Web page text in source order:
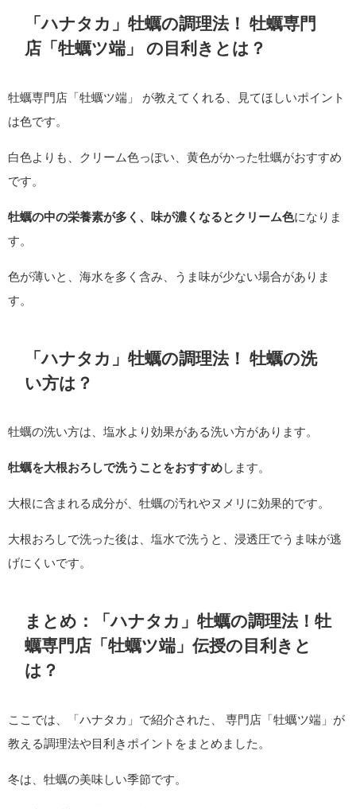
「ハナタカ」牡蠣の調理法！ 牡蠣専門
店「牡蠣ツ端」 の目利きとは？
牡蠣専門店「牡蠣ツ端」 が教えてくれる、見てほしいポイント
は色です。
白色よりも、クリーム色っぽい、黄色がかった牡蠣がおすすめ
です。
牡蠣の中の栄養素が多く、味が濃くなるとクリーム色になりま
す。
色が薄いと、海水を多く含み、うま味が少ない場合がありま
す。
「ハナタカ」牡蠣の調理法！ 牡蠣の洗
い方は？
牡蠣の洗い方は、塩水より効果がある洗い方があります。
牡蠣を大根おろしで洗うことをおすすめ します。
大根に含まれる成分が、牡蠣の汚れやヌメリに効果的です。
大根おろしで洗った後は、塩水で洗うと、浸透圧でうま味が逃
げにくいです。
まとめ：「ハナタカ」牡蠣の調理法！牡
蠣専門店「牡蠣ツ端」伝授の目利きと
は？
ここでは、「ハナタカ」で紹介された、 専門店「牡蠣ツ端」が
教える調理法や目利きポイントをまとめました。
冬は、牡蠣の美味しい季節です。